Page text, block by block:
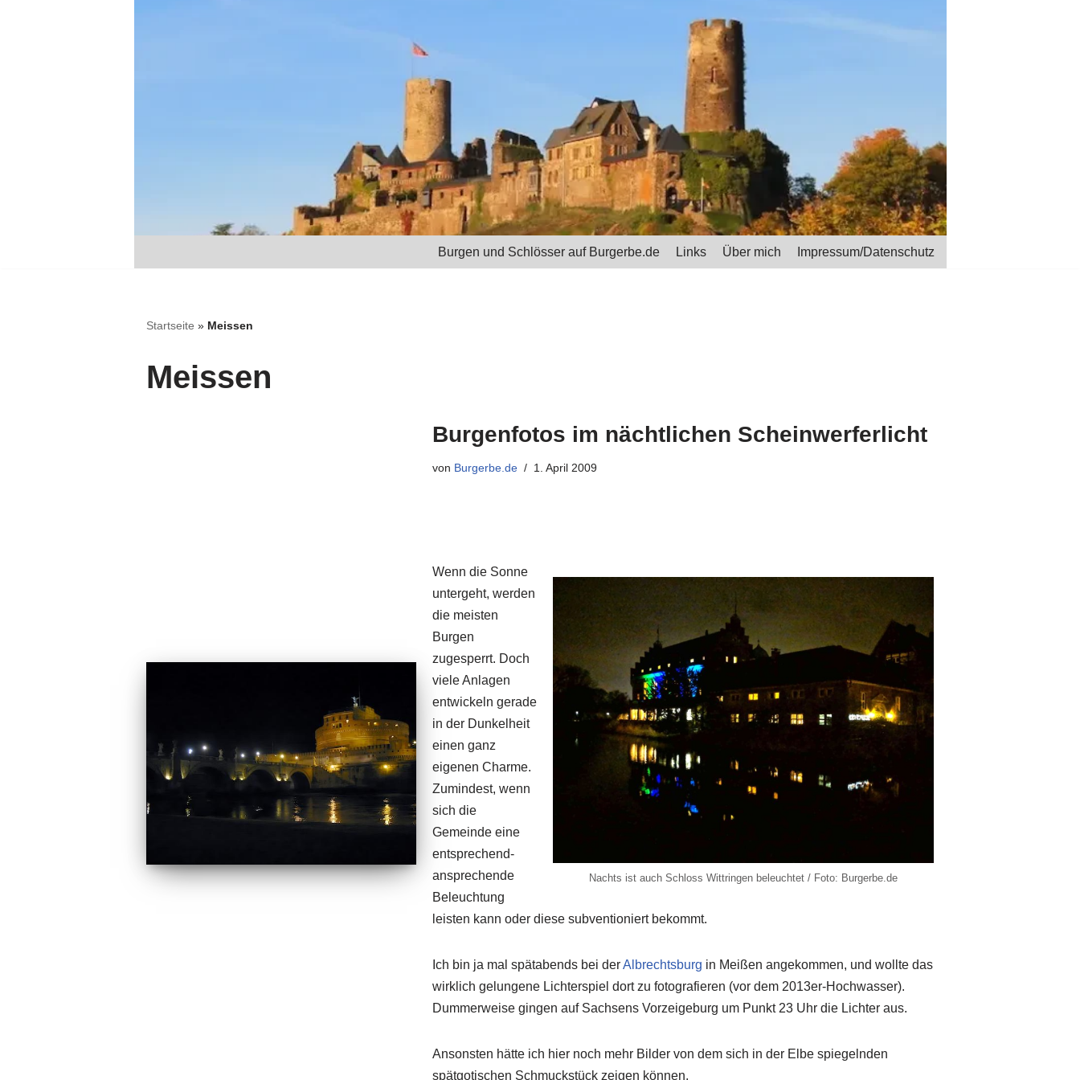
Burgen und Schlösser auf Burgerbe.de Links Über mich Impressum/Datenschutz
Startseite » Meissen
Meissen
Burgenfotos im nächtlichen Scheinwerferlicht
von Burgerbe.de 1. April 2009
Nachts ist auch Schloss Wittringen beleuchtet / Foto: Burgerbe.de
Wenn die Sonne
untergeht, werden
die meisten
Burgen
zugesperrt. Doch
viele Anlagen
entwickeln gerade
in der Dunkelheit
einen ganz
eigenen Charme.
Zumindest, wenn
sich die
Gemeinde eine
entsprechend-
ansprechende
Beleuchtung
leisten kann oder diese subventioniert bekommt.
Ich bin ja mal spätabends bei derAlbrechtsburg in Meißen angekommen, und wollte das
wirklich gelungene Lichterspiel dort zu fotografieren (vor dem 2013er-Hochwasser).
Dummerweise gingen auf Sachsens Vorzeigeburg um Punkt 23 Uhr die Lichter aus.
Ansonsten hätte ich hier noch mehr Bilder von dem sich in der Elbe spiegelnden
spätgotischen Schmuckstück zeigen können.